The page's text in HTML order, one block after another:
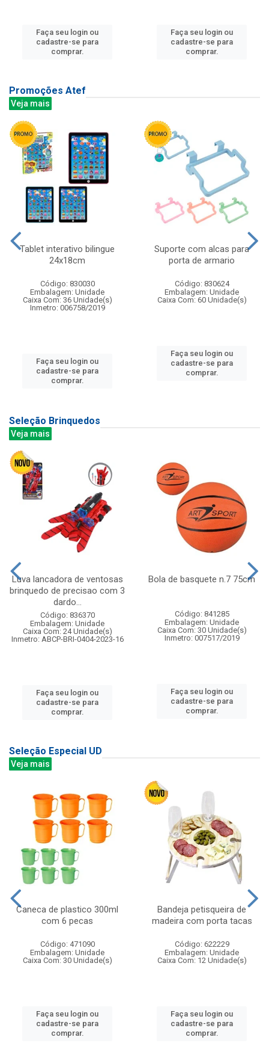
Faça seu login ou
cadastre-se para
comprar.
Faça seu login ou
cadastre-se para
comprar.
Promoções Atef
Veja mais
Tablet interativo bilingue
24x18cm
Código: 830030
Embalagem: Unidade
Caixa Com: 36 Unidade(s)
Inmetro: 006758/2019
Faça seu login ou
cadastre-se para
comprar.
Suporte com alcas para
porta de armario
Código: 830624
Embalagem: Unidade
Caixa Com: 60 Unidade(s)
Faça seu login ou
cadastre-se para
comprar.
Seleção Brinquedos
Veja mais
Luva lancadora de ventosas
brinquedo de precisao com 3
dardo...
Código: 836370
Embalagem: Unidade
Caixa Com: 24 Unidade(s)
Inmetro: ABCP-BRI-0404-2023-16
Faça seu login ou
cadastre-se para
comprar.
Bola de basquete n.7 75cm
Código: 841285
Embalagem: Unidade
Caixa Com: 30 Unidade(s)
Inmetro: 007517/2019
Faça seu login ou
cadastre-se para
comprar.
Seleção Especial UD
Veja mais
Caneca de plastico 300ml
com 6 pecas
Código: 471090
Embalagem: Unidade
Caixa Com: 30 Unidade(s)
Faça seu login ou
cadastre-se para
comprar.
Bandeja petisqueira de
madeira com porta tacas
Código: 622229
Embalagem: Unidade
Caixa Com: 12 Unidade(s)
Faça seu login ou
cadastre-se para
comprar.